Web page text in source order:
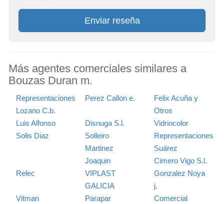
Enviar reseña
Más agentes comerciales similares a
Bouzas Duran m.
Representaciones
Lozano C.b.
Perez Callon e.
Felix Acuña y
Otros
Luis Alfonso
Solis Diaz
Disnuga S.l.
Vidriocolor
Solleiro
Martinez
Joaquin
Representaciones
Suárez
Cimero Vigo S.l.
Relec
VIPLAST
GALICIA
Gonzalez Noya
j.
Vitman
Parapar
Comercial